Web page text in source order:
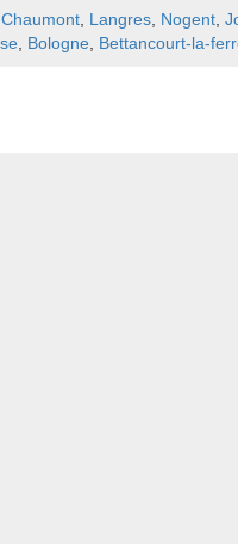
Chaumont Langres Nogent
Bologne Bettancourt-la-